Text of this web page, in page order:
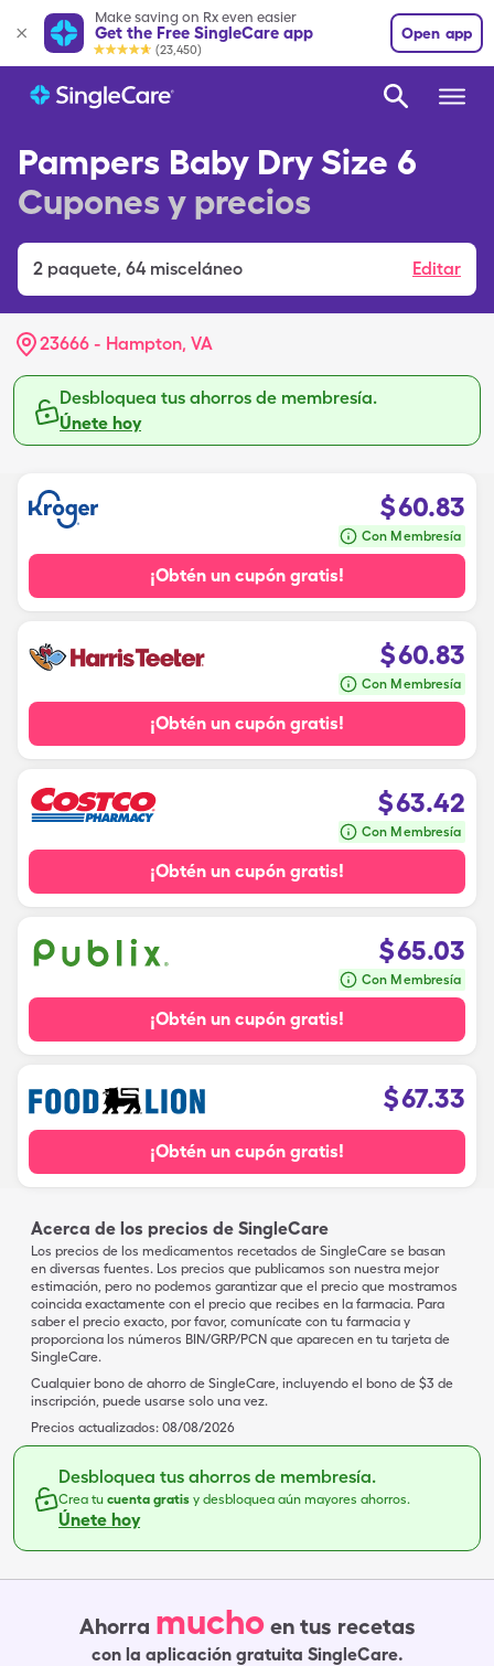
Make saving on Rx even easier
Get the Free SingleCare app
(23,450)
Open app
Pampers Baby Dry Size 6
Cupones y precios
2 paquete, 64 misceláneo Editar
23666 - Hampton, VA
Desbloquea tus ahorros de membresía.
Únete hoy
$60.83
Con Membresía
¡Obtén un cupón gratis!
$60.83
Con Membresía
¡Obtén un cupón gratis!
$63.42
Con Membresía
¡Obtén un cupón gratis!
$65.03
Con Membresía
¡Obtén un cupón gratis!
$67.33
¡Obtén un cupón gratis!
Acerca de los precios de SingleCare
Los precios de los medicamentos recetados de SingleCare se basan
en diversas fuentes. Los precios que publicamos son nuestra mejor
estimación, pero no podemos garantizar que el precio que mostramos
coincida exactamente con el precio que recibes en la farmacia. Para
saber el precio exacto, por favor, comunícate con tu farmacia y
proporciona los números BIN/GRP/PCN que aparecen en tu tarjeta de
SingleCare.
Cualquier bono de ahorro de SingleCare, incluyendo el bono de $3 de
inscripción, puede usarse solo una vez.
Precios actualizados: 08/08/2026
Desbloquea tus ahorros de membresía.
Crea tu cuenta gratis y desbloquea aún mayores ahorros.
Únete hoy
Ahorra mucho en tus recetas
con la aplicación gratuita SingleCare.